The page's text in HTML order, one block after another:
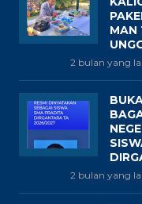
MAN
2 bulan yang
2 bulan yang